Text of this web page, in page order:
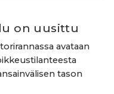
on uusittu
avataan
tason